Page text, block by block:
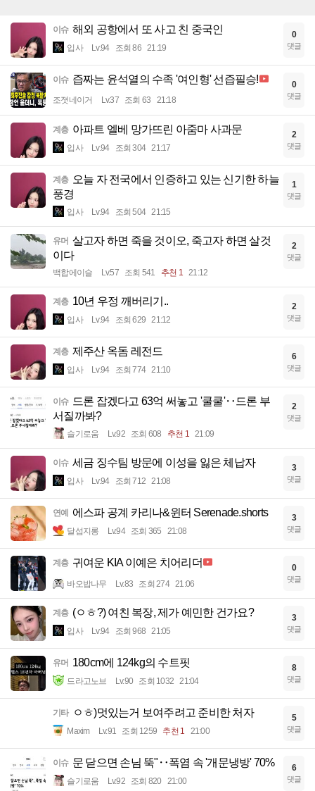
이슈 해외 공항에서 또 사고 친 중국인
입사 Lv.94 조회 86 21:19
0
댓글
이슈 즙짜는 윤석열의 수족 '여인형' 선즙필승!
조졋네이거 Lv.37 조회 63 21:18
0
댓글
계층 아파트 엘베 망가뜨린 아줌마 사과문
입사 Lv.94 조회 304 21:17
2
댓글
계층 오늘 자 전국에서 인증하고 있는 신기한 하늘
풍경
입사 Lv.94 조회 504 21:15
1
댓글
유머 살고자 하면 죽을 것이오, 죽고자 하면 살것
이다
백합에이슬 Lv.57 조회 541 추천 1 21:12
2
댓글
계층 10년 우정 깨버리기..
입사 Lv.94 조회 629 21:12
2
댓글
계층 제주산 옥돔 레전드
입사 Lv.94 조회 774 21:10
6
댓글
이슈 드론 잡겠다고 63억 써놓고 '쿨쿨'‥드론 부
서질까봐?
슬기로움 Lv.92 조회 608 추천 1 21:09
2
댓글
이슈 세금 징수팀 방문에 이성을 잃은 체납자
입사 Lv.94 조회 712 21:08
3
댓글
연예 에스파 공계 카리나&윈터 Serenade.shorts
달섭지롱 Lv.94 조회 365 21:08
3
댓글
계층 귀여운 KIA 이예은 치어리더
바오밥나무 Lv.83 조회 274 21:06
0
댓글
계층 (ㅇㅎ?) 여친 복장, 제가 예민한 건가요?
입사 Lv.94 조회 968 21:05
3
댓글
유머 180cm에 124kg의 수트핏
드라고노브 Lv.90 조회 1032 21:04
8
댓글
기타 ㅇㅎ)멋있는거 보여주려고 준비한 처자
Maxim Lv.91 조회 1259 추천 1 21:00
5
댓글
이슈 문 닫으면 손님 뚝"‥폭염 속 '개문냉방' 70%
슬기로움 Lv.92 조회 820 21:00
6
댓글